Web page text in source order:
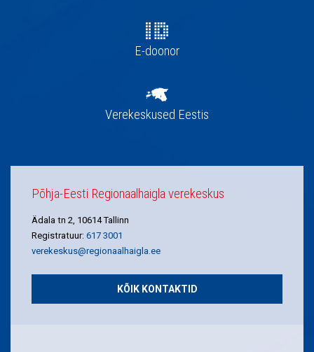
E-doonor
Verekeskused Eestis
Põhja-Eesti Regionaalhaigla verekeskus
Ädala tn 2, 10614 Tallinn
Registratuur: 617 3001
verekeskus@regionaalhaigla.ee
KÕIK KONTAKTID